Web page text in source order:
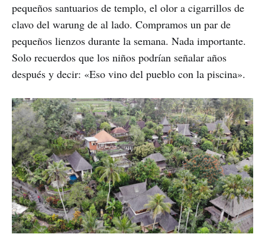
pequeños santuarios de templo, el olor a cigarrillos de
clavo del warung de al lado. Compramos un par de
pequeños lienzos durante la semana. Nada importante.
Solo recuerdos que los niños podrían señalar años
después y decir: «Eso vino del pueblo con la piscina».